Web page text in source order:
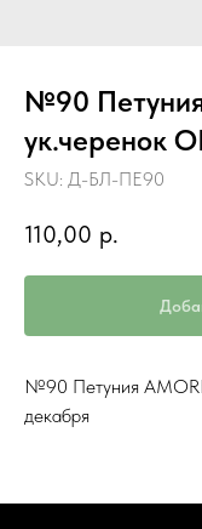
№90
ук.черенок
SKU: Д-БЛ-ПЕ90
110,00 р.
№90 Петуния
декабря